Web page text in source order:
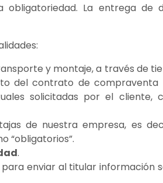
obligatoriedad. La entrega de
y montaje, a través de
del contrato de compraventa
solicitadas por el cliente,
de nuestra empresa, es
“obligatorios”.
.
enviar al titular información